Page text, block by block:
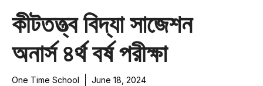
কীটতত্ত্ব বিদ্যা সাজেশন
অনার্স ৪র্থ বর্ষ পরীক্ষা
One Time School June 18, 2024